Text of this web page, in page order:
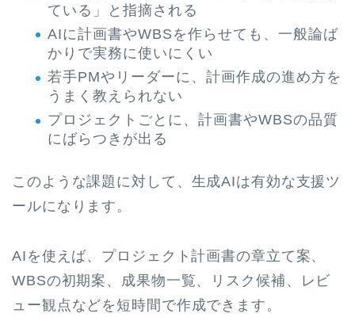
ている」と指摘される
AIに計画書やWBSを作らせても、一般論ば
かりで実務に使いにくい
若手PMやリーダーに、計画作成の進め方を
うまく教えられない
プロジェクトごとに、計画書やWBSの品質
にばらつきが出る
このような課題に対して、生成AIは有効な支援ツ
ールになります。
AIを使えば、プロジェクト計画書の章立て案、
WBSの初期案、成果物一覧、リスク候補、レビ
ュー観点などを短時間で作成できます。